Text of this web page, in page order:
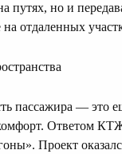
путях, но и
отдаленных
пассажира — это
Ответом
Проект